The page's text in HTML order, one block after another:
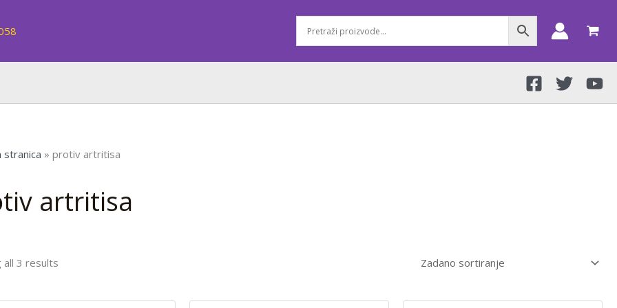
stranica » protiv artritisa
artritisa
all 3 results